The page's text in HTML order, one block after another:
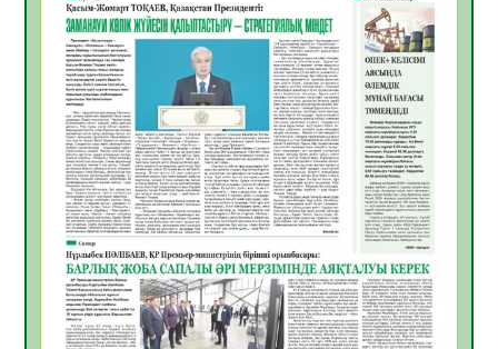
06.08.2026
28
Көкжөтел ауруы туралы
06.08.2026
25
АПВ вакцинасы туралы мәлімет
06.08.2026
26
Open Air: Қызылорда облысы полиция
департаменті 20 мыңнан астам
көрерменнің қауіпсіздігін қамтамасыз етті
06.08.2026
38
ҚЫЗЫЛОРДАДА «САНАЛЫ ҰРПАҚ –
ЖАРҚЫН БОЛАШАҚ» АТТЫ КЕҢЕЙТІЛГЕН